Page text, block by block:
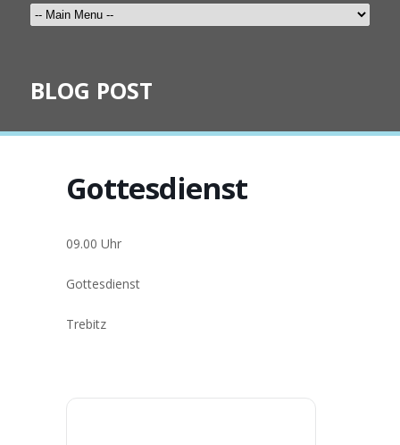
BLOG POST
Gottesdienst
09.00 Uhr
Got­tes­dienst
Tre­bitz